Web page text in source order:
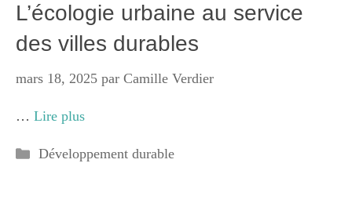
L’écologie urbaine au service
des villes durables
mars 18, 2025 par Camille Verdier
… Lire plus
Catégories
Développement durable